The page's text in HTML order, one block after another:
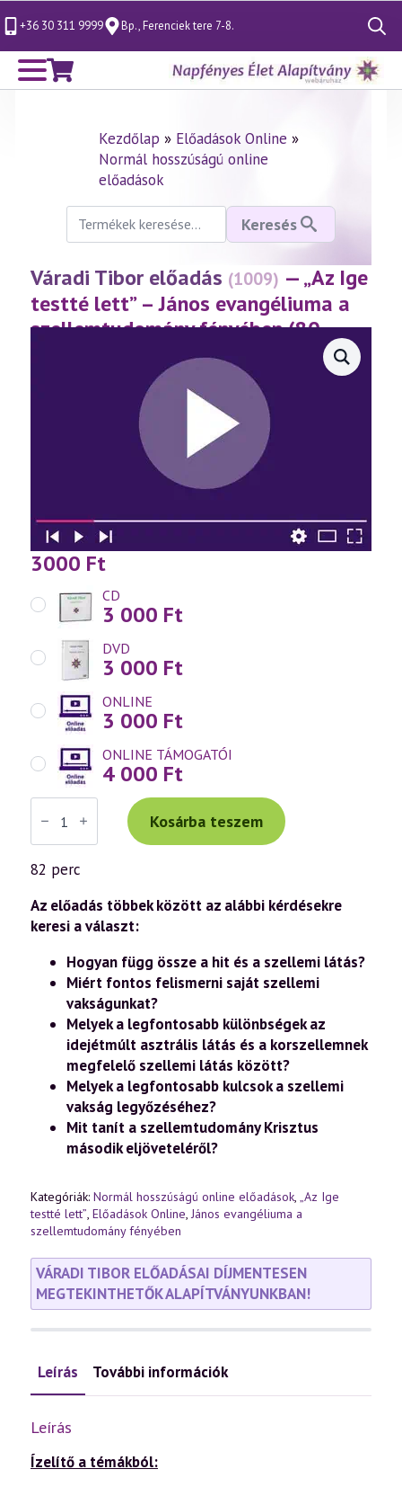
+36 30 311 9999 Bp., Ferenciek tere 7-8.
Search
for:
Kezdőlap » Előadások Online »
Normál hosszúságú online
előadások
Keresés
következőre:
Keresés
Váradi Tibor előadás (1009) — „Az Ige
testté lett” – János evangéliuma a
szellemtudomány fényében (80.
(2024.05.03.)
3000 Ft
CD
3 000 Ft
DVD
3 000 Ft
ONLINE
3 000 Ft
ONLINE TÁMOGATÓI
4 000 Ft
Váradi
Tibor
előadás
(1009)
—
„Az
testté
lett”
–
evangéliuma
szellemtudomány
fényében
(80.
(2024.05.03.)
mennyiség
Kosárba teszem
82 perc
Az előadás többek között az alábbi kérdésekre
keresi a választ:
Hogyan függ össze a hit és a szellemi látás?
Miért fontos felismerni saját szellemi
vakságunkat?
Melyek a legfontosabb különbségek az
idejétmúlt asztrális látás és a korszellemnek
megfelelő szellemi látás között?
Melyek a legfontosabb kulcsok a szellemi
vakság legyőzéséhez?
Mit tanít a szellemtudomány Krisztus
második eljöveteléről?
Kategóriák: Normál hosszúságú online előadások, „Az Ige
testté lett”, Előadások Online, János evangéliuma a
szellemtudomány fényében
VÁRADI TIBOR ELŐADÁSAI DÍJMENTESEN
MEGTEKINTHETŐK ALAPÍTVÁNYUNKBAN!
Leírás További információk
Leírás
Ízelítő a témákból: